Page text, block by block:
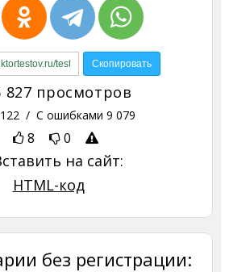
827 просмотров
122/ С ошибками 9 079
8 0
на сайт:
HTML-код
без регистрации: